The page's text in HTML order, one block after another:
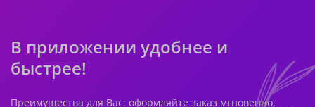
В приложении удобнее и
быстрее!
Преимущества для Вас: оформляйте заказ мгновенно,